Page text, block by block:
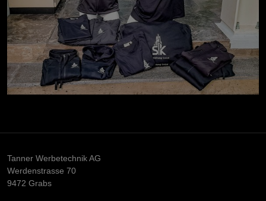
Tanner Werbetechnik AG
Werdenstrasse 70
9472 Grabs